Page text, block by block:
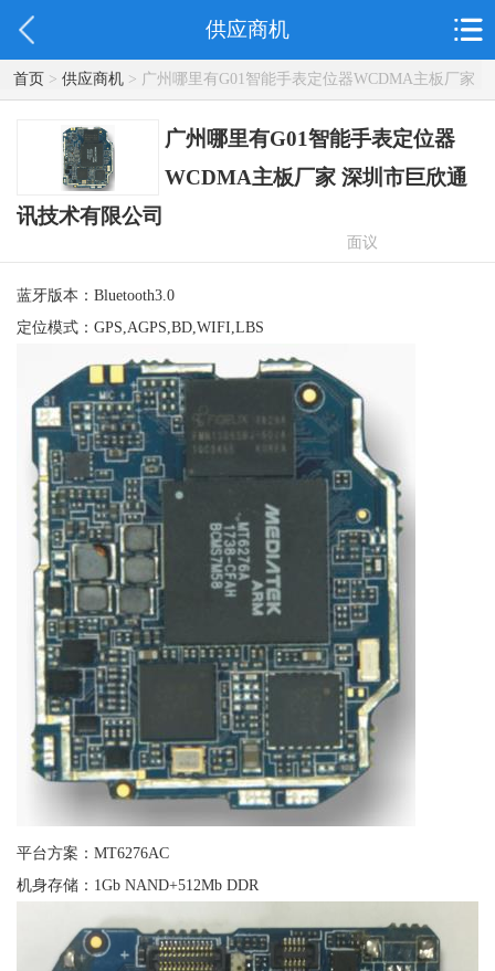
供应商机
首页> 供应商机> 广州哪里有G01智能手表定位器WCDMA主板厂家
深圳市巨欣通讯技术有限公司
广州哪里有G01智能手表定位器
WCDMA主板厂家 深圳市巨欣通
讯技术有限公司
面议
蓝牙版本：Bluetooth3.0
定位模式：GPS,AGPS,BD,WIFI,LBS
平台方案：MT6276AC
机身存储：1Gb NAND+512Mb DDR